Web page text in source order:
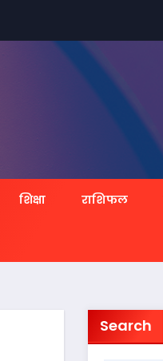
शिक्षा राशिफल
Search